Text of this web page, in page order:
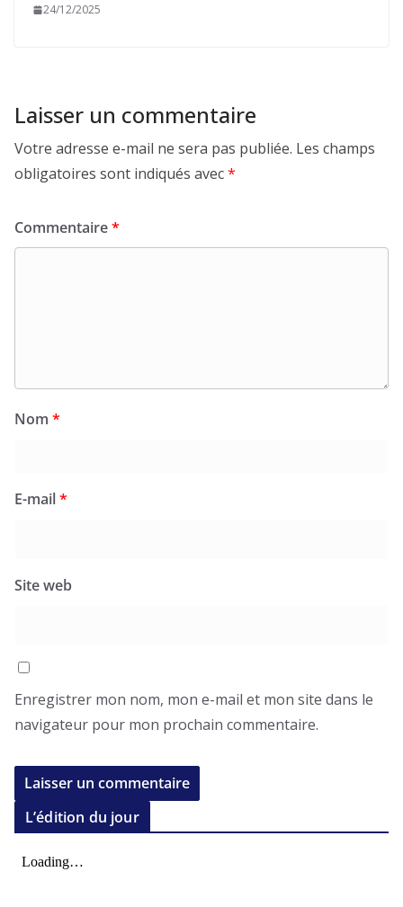
24/12/2025
Laisser un commentaire
Votre adresse e-mail ne sera pas publiée. Les champs
obligatoires sont indiqués avec*
Commentaire*
Nom *
E-mail*
Site web
Enregistrer mon nom, mon e-mail et mon site dans le
navigateur pour mon prochain commentaire.
L’édition du jour